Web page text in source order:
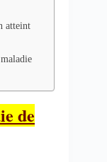
atteint
de